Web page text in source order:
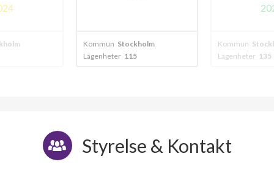
Kommun Stockholm
Lägenheter 135
Kommun
Lägenheter 116
Styrelse & Kontakt